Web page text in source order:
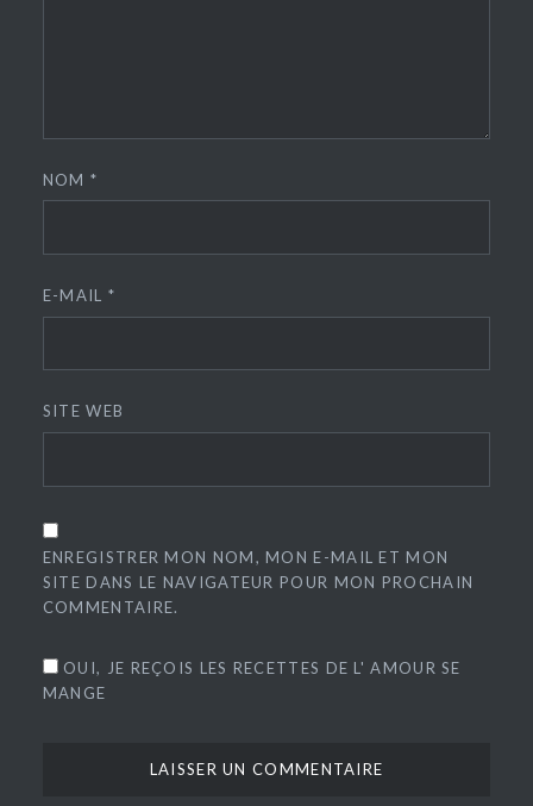
NOM*
E-MAIL *
SITE WEB
ENREGISTRER MON NOM, MON E-MAIL ET MON
SITE DANS LE NAVIGATEUR POUR MON PROCHAIN
COMMENTAIRE.
OUI, JE REÇOIS LES RECETTES DE L' AMOUR SE
MANGE